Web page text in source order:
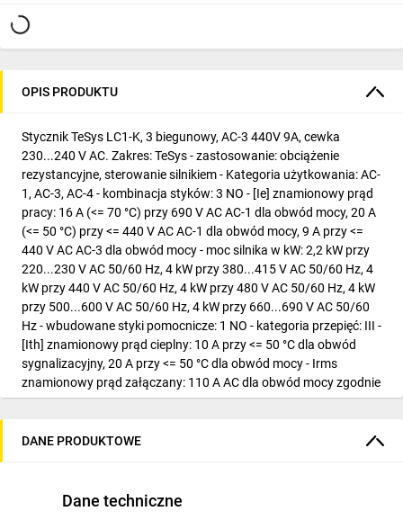
OPIS PRODUKTU
Stycznik TeSys LC1-K, 3 biegunowy, AC-3 440V 9A, cewka
230...240 V AC. Zakres: TeSys - zastosowanie: obciążenie
rezystancyjne, sterowanie silnikiem - Kategoria użytkowania: AC-
1, AC-3, AC-4 - kombinacja styków: 3 NO - [Ie] znamionowy prąd
pracy: 16 A (<= 70 °C) przy 690 V AC AC-1 dla obwód mocy, 20 A
(<= 50 °C) przy <= 440 V AC AC-1 dla obwód mocy, 9 A przy <=
440 V AC AC-3 dla obwód mocy - moc silnika w kW: 2,2 kW przy
220...230 V AC 50/60 Hz, 4 kW przy 380...415 V AC 50/60 Hz, 4
kW przy 440 V AC 50/60 Hz, 4 kW przy 480 V AC 50/60 Hz, 4 kW
przy 500...600 V AC 50/60 Hz, 4 kW przy 660...690 V AC 50/60
Hz - wbudowane styki pomocnicze: 1 NO - kategoria przepięć: III -
[Ith] znamionowy prąd cieplny: 10 A przy <= 50 °C dla obwód
sygnalizacyjny, 20 A przy <= 50 °C dla obwód mocy - Irms
znamionowy prąd załączany: 110 A AC dla obwód mocy zgodnie
z IEC 60947, 110 A AC dla obwód mocy zgodnie z NF C 63-110,
znamionowa zdolność zwarciowa: 110 A przy 220...230 V
zgodnie z IEC 60947, 70 A przy 660...690 V zgodnie z IEC 60947,
DANE PRODUKTOWE
Dane techniczne